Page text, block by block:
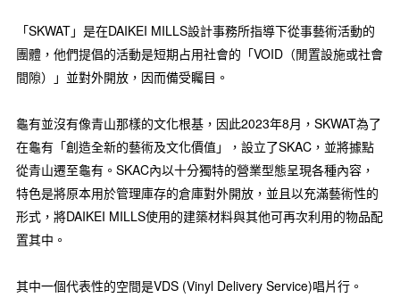
「SKWAT」是在DAIKEI MILLS設計事務所指導下從事藝術活動的
團體，他們提倡的活動是短期占用社會的「VOID（閒置設施或社會
間隙）」並對外開放，因而備受矚目。
龜有並沒有像青山那樣的文化根基，因此2023年8月，SKWAT為了
在龜有「創造全新的藝術及文化價值」，設立了SKAC，並將據點
從青山遷至龜有。SKAC內以十分獨特的營業型態呈現各種內容，
特色是將原本用於管理庫存的倉庫對外開放，並且以充滿藝術性的
形式，將DAIKEI MILLS使用的建築材料與其他可再次利用的物品配
置其中。
其中一個代表性的空間是VDS (Vinyl Delivery Service)唱片行。